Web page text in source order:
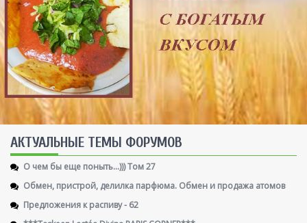
AКТУАЛЬНЫЕ ТЕМЫ ФОРУМОВ
О чем бы еще поныть...))) Том 27
Обмен, пристрой, делилка парфюма. Обмен и продажа атомов
Предложения к распиву - 62